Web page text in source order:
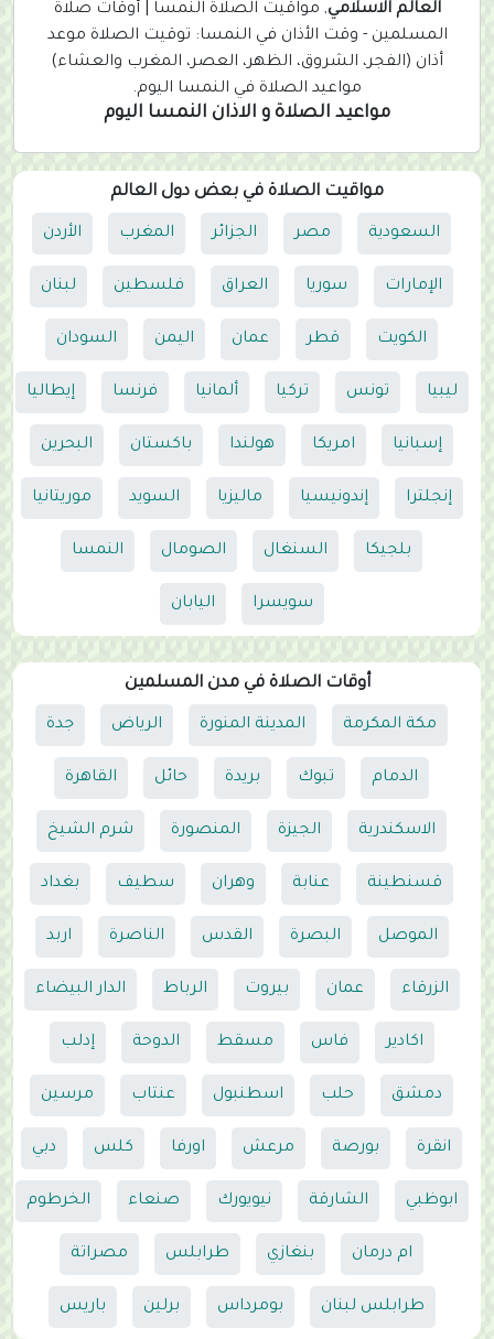
)
العالم الاسلامي, مواقيت الصلاة النمسا | أوقات صلاة
المسلمين - وقت الأذان في النمسا: توقيت الصلاة موعد
أذان (الفجر، الشروق، الظهر، العصر، المغرب والعشاء)
مواعيد الصلاة في النمسا اليوم.
مواعيد الصلاة و الاذان النمسا اليوم
مواقيت الصلاة في بعض دول العالم
السعودية مصر الجزائر المغرب الأردن
الإمارات سوريا العراق فلسطين لبنان
الكويت قطر عمان اليمن السودان
ليبيا تونس تركيا ألمانيا فرنسا إيطاليا
إسبانيا امريكا هولندا باكستان البحرين
إنجلترا إندونيسيا ماليزيا السويد موريتانيا
بلجيكا السنغال الصومال النمسا
سويسرا اليابان
أوقات الصلاة في مدن المسلمين
مكة المكرمة المدينة المنورة الرياض جدة
الدمام تبوك بريدة حائل القاهرة
الاسكندرية الجيزة المنصورة شرم الشيخ
قسنطينة عنابة وهران سطيف بغداد
الموصل البصرة القدس الناصرة اربد
الزرقاء عمان بيروت الرباط الدار البيضاء
اكادير فاس مسقط الدوحة إدلب
دمشق حلب اسطنبول عنتاب مرسين
انقرة بورصة مرعش اورفا كلس دبي
ابوظبي الشارقة نيويورك صنعاء الخرطوم
ام درمان بنغازي طرابلس مصراتة
طرابلس لبنان بومرداس برلين باريس